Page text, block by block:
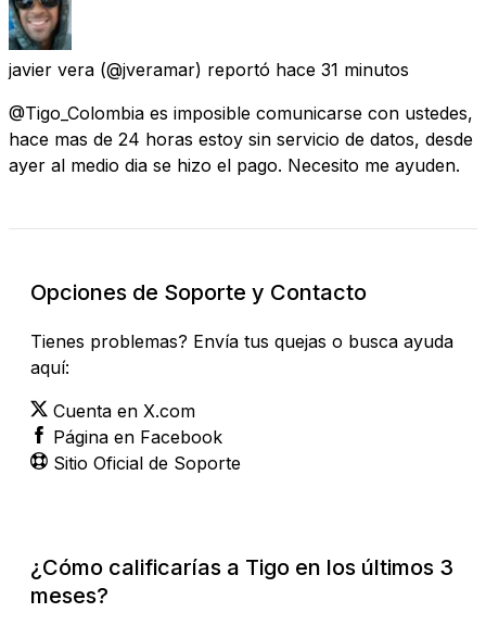
javier vera (@jveramar) reportó hace 31 minutos
@Tigo_Colombia es imposible comunicarse con ustedes,
hace mas de 24 horas estoy sin servicio de datos, desde
ayer al medio dia se hizo el pago. Necesito me ayuden.
Opciones de Soporte y Contacto
Tienes problemas? Envía tus quejas o busca ayuda
aquí:
Cuenta en X.com
Página en Facebook
Sitio Oficial de Soporte
¿Cómo calificarías a Tigo en los últimos 3
meses?